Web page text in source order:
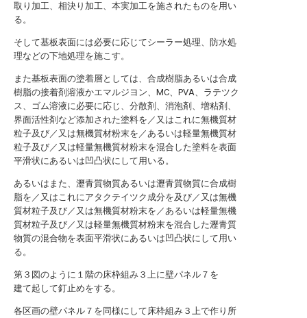
取り加工、相決り加工、本実加工を施されたものを用い
る。
そして基板表面には必要に応じてシーラー処理、防水処
理などの下地処理を施こす。
また基板表面の塗着層としては、合成樹脂あるいは合成
樹脂の接着剤溶液かエマルジヨン、MC、PVA、ラテツク
ス、ゴム溶液に必要に応じ、分散剤、消泡剤、増粘剤、
界面活性剤など添加された塗料を／又はこれに無機質材
粒子及び／又は無機質材粉末を／あるいは軽量無機質材
粒子及び／又は軽量無機質材粉末を混合した塗料を表面
平滑状にあるいは凹凸状にして用いる。
あるいはまた、瀝青質物質あるいは瀝青質物質に合成樹
脂を／又はこれにアタクテイツク成分を及び／又は無機
質材粒子及び／又は無機質材粉末を／あるいは軽量無機
質材粒子及び／又は軽量無機質材粉末を混合した瀝青質
物質の混合物を表面平滑状にあるいは凹凸状にして用い
る。
第３図のように１階の床枠組み３上に壁パネル７を
建て起して釘止めをする。
各区画の壁パネル７を同様にして床枠組み３上で作り所